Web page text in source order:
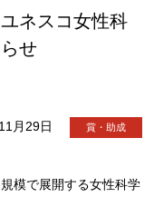
ネスコ女性科
せ
月29日 賞・助成
模で展開する女性科学